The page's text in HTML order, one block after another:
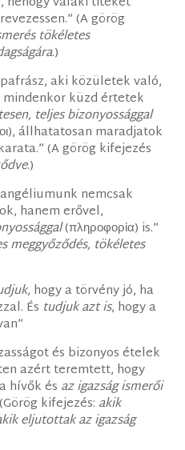
(A görög
tökéletes
.)
aki közületek való,
mindenkor küzd értetek
teljes bizonyossággal
állhatatosan maradjatok
(A görög kifejezés
.)
nemcsak
hanem erővel,
(πληροφορία) is.”
meggyőződés, tökéletes
, hogy a törvény jó, ha
És tudjuk azt is, hogy a
és bizonyos ételek
azért teremtett, hogy
hívők és az igazság ismerői
(Görög kifejezés: akik
eljutottak az igazság